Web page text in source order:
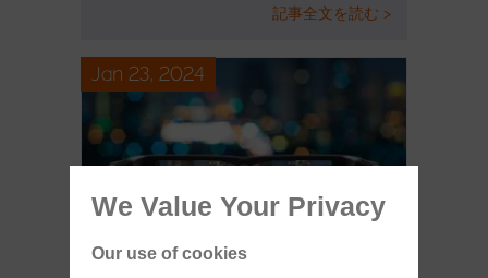
記事全文を読む >
Jan 23, 2024
We Value Your Privacy
Our use of cookies